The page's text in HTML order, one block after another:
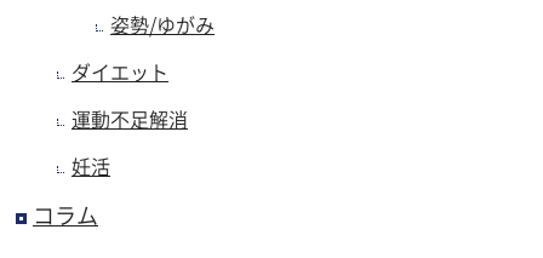
姿勢/ゆがみ
ダイエット
運動不足解消
妊活
コラム